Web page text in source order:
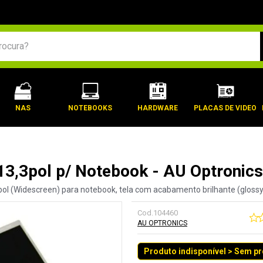
NAS NOTEBOOKS HARDWARE PLACAS DE VIDEO
p/ Notebook - AU
(Widescreen) para notebook, tela com acabamento brilhante
Cod.104460
AU OPTRONICS
Produto indisponível > Sem